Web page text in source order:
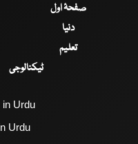
صفحۂ اول
دنیا
تعلیم
ٹیکنالوجی
in Urdu
Urdu